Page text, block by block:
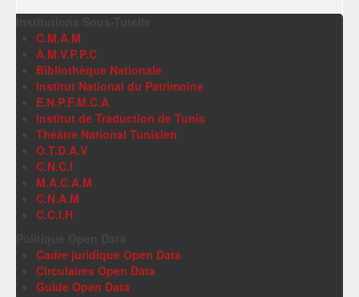
C.M.A.M
A.M.V.P.P.C
Bibliothèque Nationale
Institut National du Patrimoine
E.N.P.F.M.C.A
Institut de Traduction de Tunis
Théâtre National Tunisien
O.T.D.A.V
C.N.C.I
M.A.C.A.M
C.N.A.M
C.C.I.H
Cadre juridique Open Data
Circulaires Open Data
Guide Open Data